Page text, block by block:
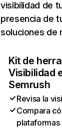
visibilidad de
presencia de
soluciones de
Kit de
Visibilidad
Semrush
Revisa la
Compara